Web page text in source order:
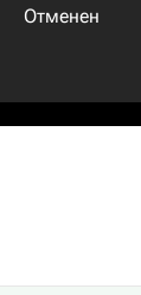
Отменен